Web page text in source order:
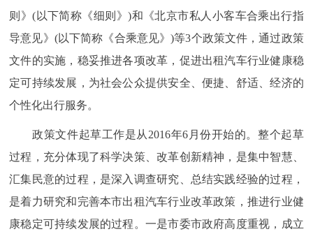
便民服务 利企服务 投资项目
中介服务 阳光政务
政民互动
12345网上接诉即办 我要咨询 我要建议
参与调查 在线访谈 图说互动
则》(以下简称《细则》)和《北京市私人小客车合乘出行指
导意见》(以下简称《合乘意见》)等3个政策文件，通过政策
文件的实施，稳妥推进各项改革，促进出租汽车行业健康稳
定可持续发展，为社会公众提供安全、便捷、舒适、经济的
个性化出行服务。
政策文件起草工作是从2016年6月份开始的。整个起草
过程，充分体现了科学决策、改革创新精神，是集中智慧、
汇集民意的过程，是深入调查研究、总结实践经验的过程，
是着力研究和完善本市出租汽车行业改革政策，推进行业健
康稳定可持续发展的过程。一是市委市政府高度重视，成立